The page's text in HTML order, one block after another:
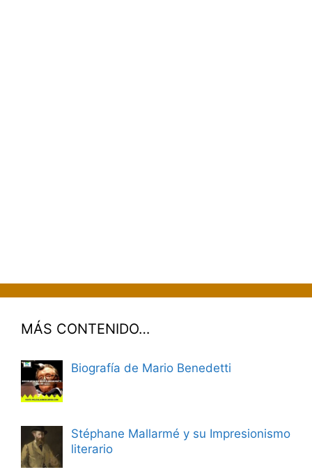
MÁS CONTENIDO…
Biografía de Mario Benedetti
Stéphane Mallarmé y su Impresionismo
literario